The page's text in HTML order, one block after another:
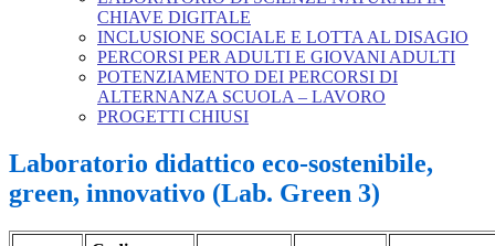
CHIAVE DIGITALE
INCLUSIONE SOCIALE E LOTTA AL DISAGIO
PERCORSI PER ADULTI E GIOVANI ADULTI
POTENZIAMENTO DEI PERCORSI DI
ALTERNANZA SCUOLA – LAVORO
PROGETTI CHIUSI
Laboratorio didattico eco-sostenibile,
green, innovativo (Lab. Green 3)